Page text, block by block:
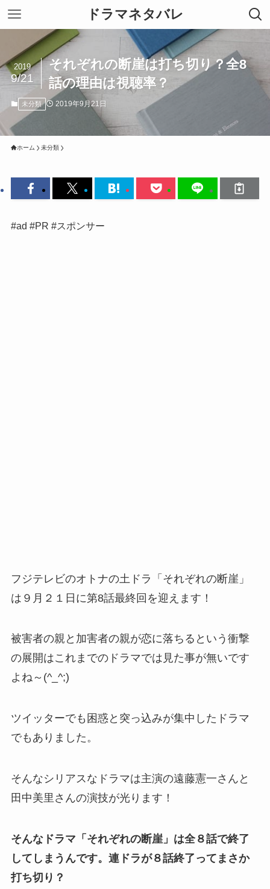
ドラマネタバレ
それぞれの断崖は打ち切り？全8
話の理由は視聴率？
2019
9/21
未分類 2019年9月21日
ホーム 未分類
#ad #PR #スポンサー
フジテレビのオトナの土ドラ「それぞれの断崖」
は９月２１日に第8話最終回を迎えます！
被害者の親と加害者の親が恋に落ちるという衝撃
の展開はこれまでのドラマでは見た事が無いです
よね～(^_^;)
ツイッターでも困惑と突っ込みが集中したドラマ
でもありました。
そんなシリアスなドラマは主演の遠藤憲一さんと
田中美里さんの演技が光ります！
そんなドラマ「それぞれの断崖」は全８話で終了
してしまうんです。連ドラが８話終了ってまさか
打ち切り？